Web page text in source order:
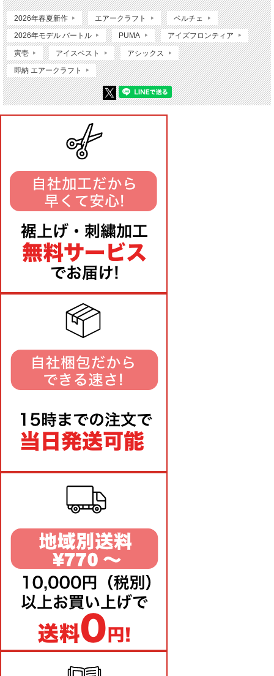
2026年春夏新作 エアークラフト ペルチェ
2026年モデル バートル PUMA アイズフロンティア
寅壱 アイスベスト アシックス
即納 エアークラフト